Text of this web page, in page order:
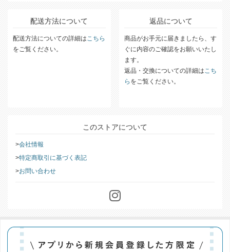
配送方法について 返品について
商品がお手元に届きましたら、す
ぐに内容のご確認をお願いいたし
ます。
会社情報
特定商取引に基づく表記